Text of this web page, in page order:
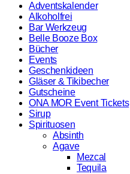
Adventskalender
Alkoholfrei
Bar Werkzeug
Belle Booze Box
Bücher
Events
Geschenkideen
Gläser & Tikibecher
Gutscheine
ONA MOR Event Tickets
Sirup
Spirituosen
Absinth
Agave
Mezcal
Tequila